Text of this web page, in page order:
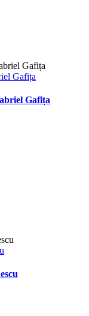
Gafița
Gafița